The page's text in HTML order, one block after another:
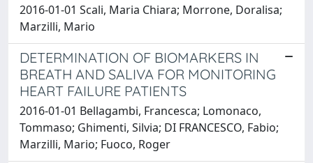
2016-01-01 Scali, Maria Chiara; Morrone, Doralisa;
Marzilli, Mario
DETERMINATION OF BIOMARKERS IN
BREATH AND SALIVA FOR MONITORING
HEART FAILURE PATIENTS
2016-01-01 Bellagambi, Francesca; Lomonaco,
Tommaso; Ghimenti, Silvia; DI FRANCESCO, Fabio;
Marzilli, Mario; Fuoco, Roger